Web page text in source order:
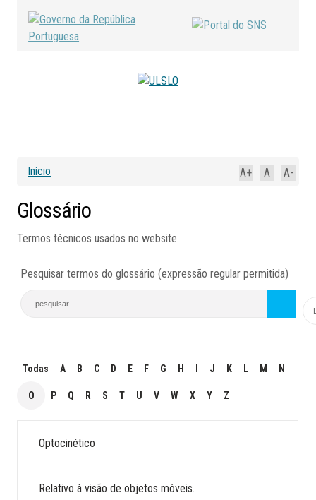
A-
A
A+
Início
Glossário
Termos técnicos usados no website
Pesquisar termos do glossário (expressão regular permitida)
Todas A B C D E F G H J K L M N
O P Q R S T U V W X Y Z
Optocinético
Relativo à visão de objetos móveis.